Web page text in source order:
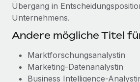
Übergang in
Unternehmens.
Andere mögliche Titel
Marktforschungsanalystin
Marketing-Datenanalystin
Business Intelligence-